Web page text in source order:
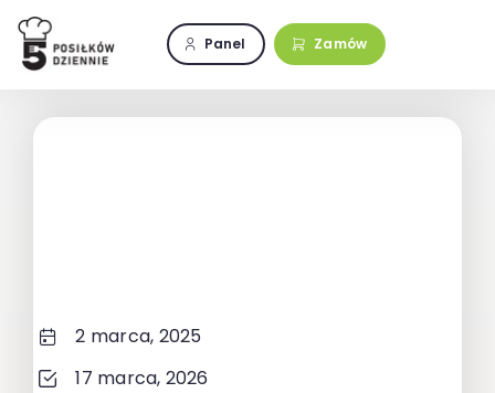
Przejdź
zawartości
Panel Zamów
2 marca, 2025
17 marca, 2026